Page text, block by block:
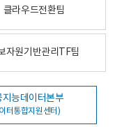
클라우드전환팀
자원기반관리TF팀
지능데이터본부
터통합지원센터)